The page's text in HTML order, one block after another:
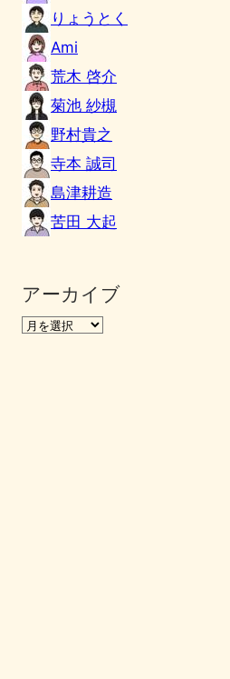
りょうとく
Ami
荒木 啓介
菊池 紗槻
野村貴之
寺本 誠司
島津耕造
苦田 大起
アーカイブ